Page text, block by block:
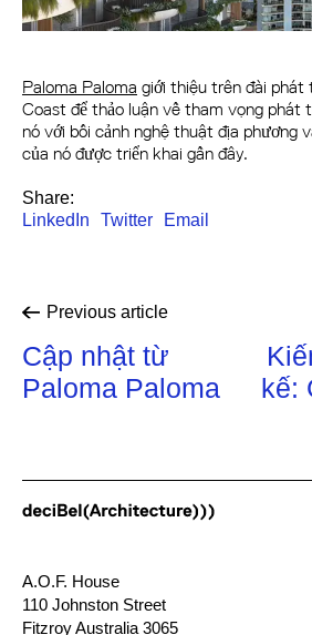
Paloma Paloma giới thiệu trên đài phát
Coast để thảo luận về tham vọng phát
nó với bối cảnh nghệ thuật địa phương
của nó được triển khai gần đây.
Share:
LinkedIn
Twitter Email
Previous article
Cập nhật từ
Paloma Paloma
kế:
A.O.F. House
110 Johnston Street
Fitzroy Australia 3065